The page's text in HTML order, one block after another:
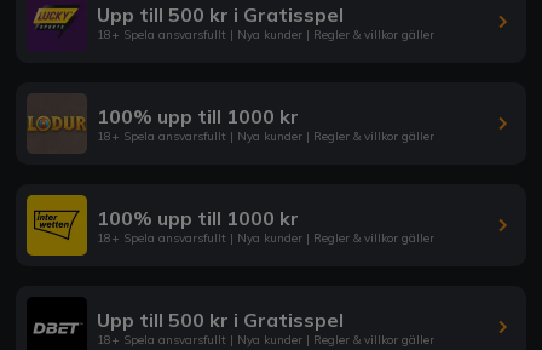
Upp till 500 kr i Gratisspel
18+ Spela ansvarsfullt | Nya kunder | Regler & villkor gäller
100% upp till 1000 kr
18+ Spela ansvarsfullt | Nya kunder | Regler & villkor gäller
100% upp till 1000 kr
18+ Spela ansvarsfullt | Nya kunder | Regler & villkor gäller
Upp till 500 kr i Gratisspel
18+ Spela ansvarsfullt | Nya kunder | Regler & villkor gäller